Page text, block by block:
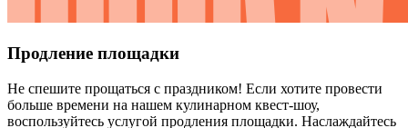
Продление площадки
Не спешите прощаться с праздником! Если хотите провести
больше времени на нашем кулинарном квест-шоу,
воспользуйтесь услугой продления площадки. Наслаждайтесь